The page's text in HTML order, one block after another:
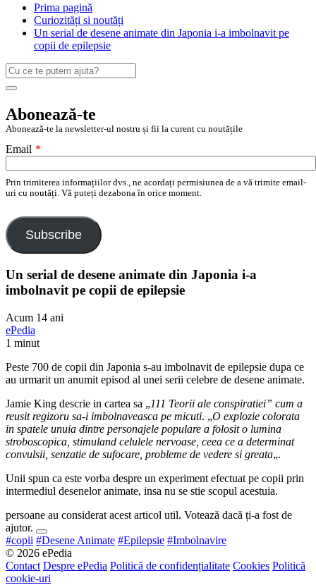
Prima pagină
Curiozități si noutăți
Un serial de desene animate din Japonia i-a imbolnavit pe
copii de epilepsie
Caută
după:
Search
Abonează-te
Abonează-te la newsletter-ul nostru și fii la curent cu noutățile
Email *
Prin trimiterea informațiilor dvs., ne acordați permisiunea de a vă trimite email-
uri cu noutăți. Vă puteți dezabona în orice moment.
Subscribe
Un serial de desene animate din Japonia i-a
imbolnavit pe copii de epilepsie
Acum 14 ani
ePedia
1 minut
Peste 700 de copii din Japonia s-au imbolnavit de epilepsie dupa ce
au urmarit un anumit episod al unei serii celebre de desene animate.
Jamie King descrie in cartea sa „111 Teorii ale conspiratiei” cum a
reusit regizoru sa-i imbolnaveasca pe micuti. „O explozie colorata
in spatele unuia dintre personajele populare a folosit o lumina
stroboscopica, stimuland celulele nervoase, ceea ce a determinat
convulsii, senzatie de sufocare, probleme de vedere si greata„.
Unii spun ca este vorba despre un experiment efectuat pe copii prin
intermediul desenelor animate, insa nu se stie scopul acestuia.
persoane au considerat acest articol util. Votează dacă ți-a fost de
ajutor.
#copii #Desene Animate #Epilepsie #Imbolnavire
© 2026 ePedia
Contact Despre ePedia Politică de confidențialitate Cookies Politică
cookie-uri